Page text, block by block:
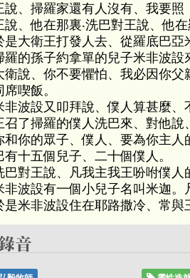
說、掃羅家還有人沒有、我要
說、他在那裏‧洗巴對王說、他
是大衛王打發人去、從羅底巴亞
羅的孫子約拿單的兒子米非波設
衛說、你不要懼怕、我必因你
席喫飯。
非波設又叩拜說、僕人算甚麼、
召了掃羅的僕人洗巴來、對他說
和你的眾子、僕人、要為你主
有十五個兒子、二十個僕人。
巴對王說、凡我主我王吩咐僕人
非波設有一個小兒子名叫米迦。
是米非波設住在耶路撒冷、常與